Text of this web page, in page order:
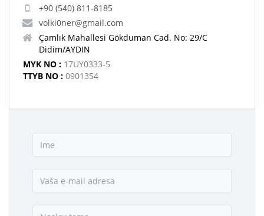
+90 (540) 811-8185
volki0ner@gmail.com
Çamlık Mahallesi Gökduman Cad. No: 29/C
Didim/AYDIN
MYK NO : 17UY0333-5
TTYB NO : 0901354